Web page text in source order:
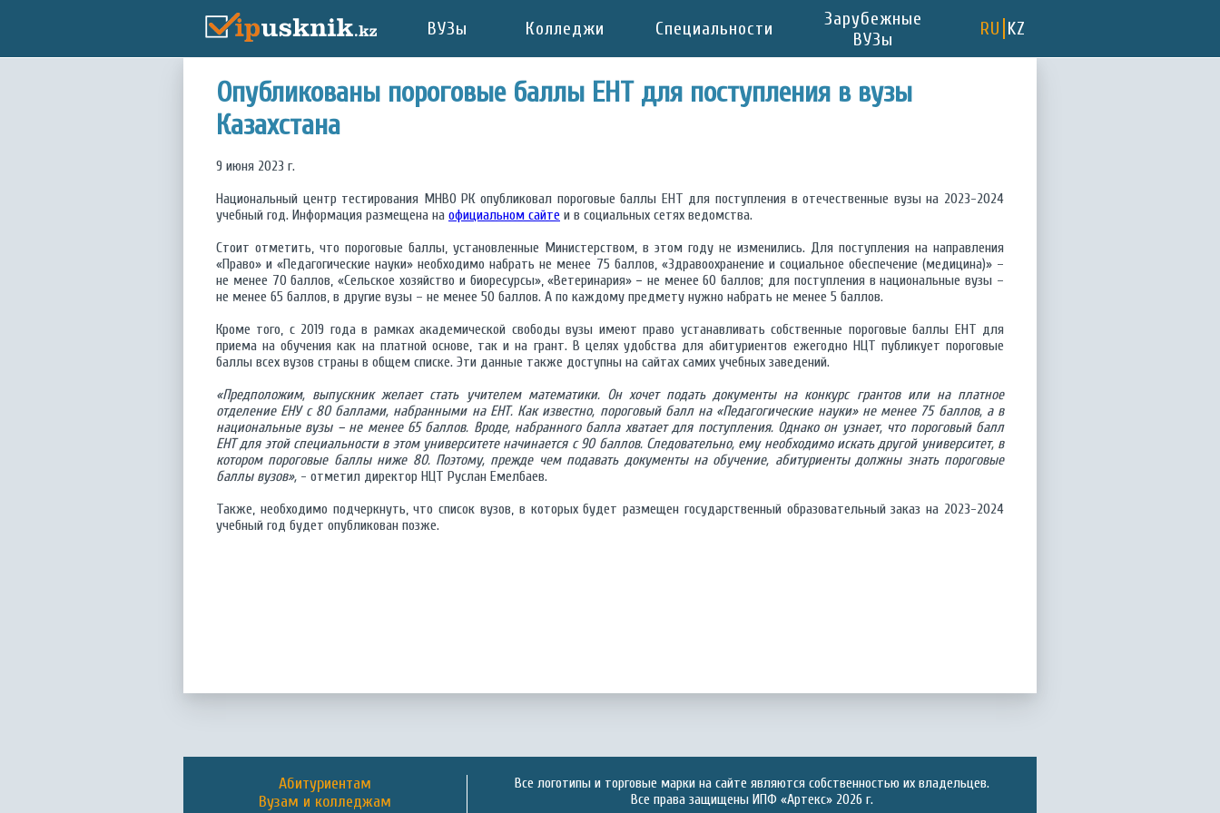
ВУЗы Колледжи Специальности
Зарубежные
ВУЗы
RU KZ
Опубликованы пороговые баллы ЕНТ для поступления в вузы
Казахстана
9 июня 2023 г.
Национальный центр тестирования МНВО РК опубликовал пороговые баллы ЕНТ для поступления в отечественные вузы на 2023-2024
учебный год. Информация размещена на официальном сайте и в социальных сетях ведомства.
Стоит отметить, что пороговые баллы, установленные Министерством, в этом году не изменились. Для поступления на направления
«Право» и «Педагогические науки» необходимо набрать не менее 75 баллов, «Здравоохранение и социальное обеспечение (медицина)» –
не менее 70 баллов, «Сельское хозяйство и биоресурсы», «Ветеринария» − не менее 60 баллов; для поступления в национальные вузы –
не менее 65 баллов, в другие вузы – не менее 50 баллов. А по каждому предмету нужно набрать не менее 5 баллов.
Кроме того, с 2019 года в рамках академической свободы вузы имеют право устанавливать собственные пороговые баллы ЕНТ для
приема на обучения как на платной основе, так и на грант. В целях удобства для абитуриентов ежегодно НЦТ публикует пороговые
баллы всех вузов страны в общем списке. Эти данные также доступны на сайтах самих учебных заведений.
«Предположим, выпускник желает стать учителем математики. Он хочет подать документы на конкурс грантов или на платное
отделение ЕНУ с 80 баллами, набранными на ЕНТ. Как известно, пороговый балл на «Педагогические науки» не менее 75 баллов, а в
национальные вузы – не менее 65 баллов. Вроде, набранного балла хватает для поступления. Однако он узнает, что пороговый балл
ЕНТ для этой специальности в этом университете начинается с 90 баллов. Следовательно, ему необходимо искать другой университет, в
котором пороговые баллы ниже 80. Поэтому, прежде чем подавать документы на обучение, абитуриенты должны знать пороговые
баллы вузов», - отметил директор НЦТ Руслан Емелбаев.
Также, необходимо подчеркнуть, что список вузов, в которых будет размещен государственный образовательный заказ на 2023-2024
учебный год будет опубликован позже.
Абитуриентам
Вузам и колледжам
Все логотипы и торговые марки на сайте являются собственностью их владельцев.
Все права защищены ИПФ «Артекс» 2026 г.